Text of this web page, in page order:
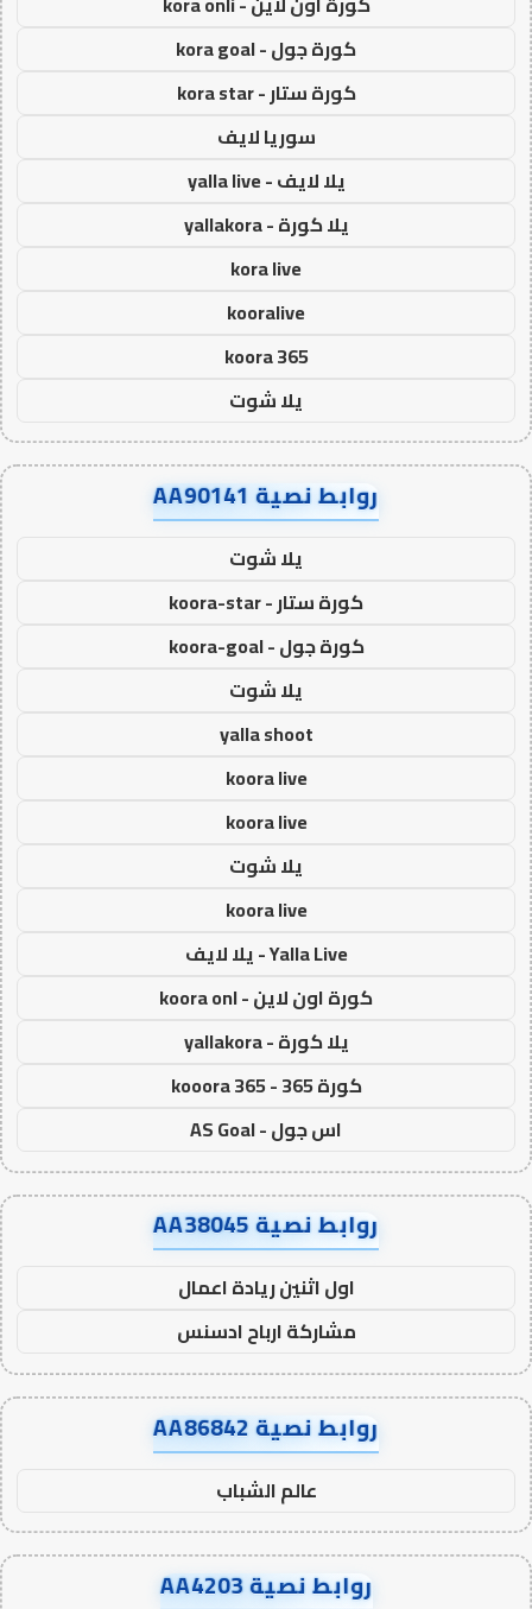
كورة جول - kora goal
كورة ستار - kora star
سوريا لايف
يلا لايف - yalla live
يلا كورة - yallakora
kora live
kooralive
koora 365
يلا شوت
روابط نصية AA90141
يلا شوت
كورة ستار - koora-star
كورة جول - koora-goal
يلا شوت
yalla shoot
koora live
koora live
يلا شوت
koora live
Yalla Live - يلا لايف
كورة اون لاين - koora onl
يلا كورة - yallakora
كورة 365 - kooora 365
اس جول - AS Goal
روابط نصية AA38045
اول اثنين ريادة اعمال
مشاركة ارباح ادسنس
روابط نصية AA86842
عالم الشباب
روابط نصية AA4203